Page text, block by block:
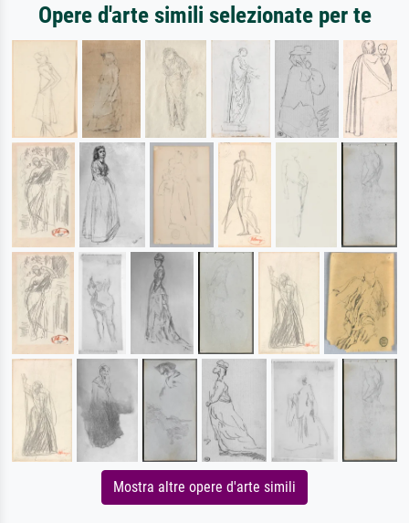
Opere d'arte simili selezionate per te
Mostra altre opere d'arte simili